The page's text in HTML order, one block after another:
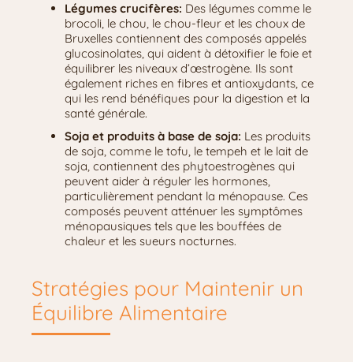
Légumes crucifères: Des légumes comme le
brocoli, le chou, le chou-fleur et les choux de
Bruxelles contiennent des composés appelés
glucosinolates, qui aident à détoxifier le foie et
équilibrer les niveaux d’œstrogène. Ils sont
également riches en fibres et antioxydants, ce
qui les rend bénéfiques pour la digestion et la
santé générale.
Soja et produits à base de soja: Les produits
de soja, comme le tofu, le tempeh et le lait de
soja, contiennent des phytoestrogènes qui
peuvent aider à réguler les hormones,
particulièrement pendant la ménopause. Ces
composés peuvent atténuer les symptômes
ménopausiques tels que les bouffées de
chaleur et les sueurs nocturnes.
Stratégies pour Maintenir un
Équilibre Alimentaire